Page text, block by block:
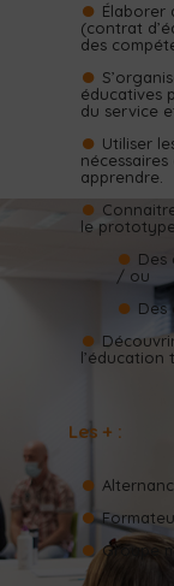
Élaborer
(contrat
des
éducatives
du service
Utiliser
apprendre.
le prototype
Des
/ ou
Des
l’éducation
Les + :
Groupe